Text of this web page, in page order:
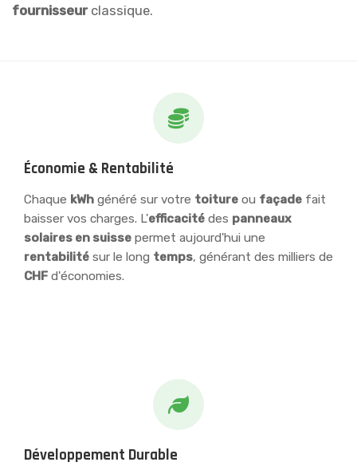
fournisseurclassique.
Économie & Rentabilité
Chaque kWh généré sur votre toiture ou façade fait
baisser vos charges. L'efficacité des panneaux
solaires en suisse permet aujourd'hui une
rentabilité sur le long temps, générant des milliers de
CHF d'économies.
Développement Durable